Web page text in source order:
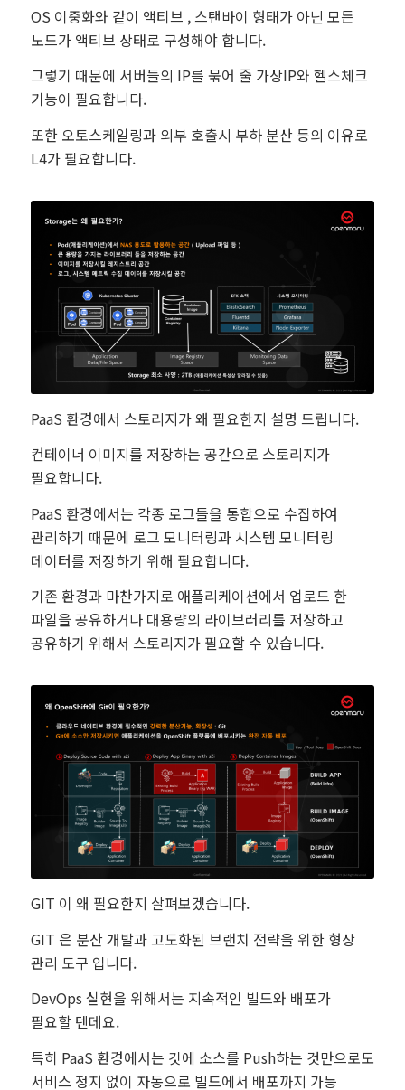
OS 이중화와 같이 액티브 , 스탠바이 형태가 아닌 모든
노드가 액티브 상태로 구성해야 합니다.
그렇기 때문에 서버들의 IP를 묶어 줄 가상IP와 헬스체크
기능이 필요합니다.
또한 오토스케일링과 외부 호출시 부하 분산 등의 이유로
L4가 필요합니다.
PaaS 환경에서 스토리지가 왜 필요한지 설명 드립니다.
컨테이너 이미지를 저장하는 공간으로 스토리지가
필요합니다.
PaaS 환경에서는 각종 로그들을 통합으로 수집하여
관리하기 때문에 로그 모니터링과 시스템 모니터링
데이터를 저장하기 위해 필요합니다.
기존 환경과 마찬가지로 애플리케이션에서 업로드 한
파일을 공유하거나 대용량의 라이브러리를 저장하고
공유하기 위해서 스토리지가 필요할 수 있습니다.
GIT 이 왜 필요한지 살펴보겠습니다.
GIT 은 분산 개발과 고도화된 브랜치 전략을 위한 형상
관리 도구 입니다.
DevOps 실현을 위해서는 지속적인 빌드와 배포가
필요할 텐데요.
특히 PaaS 환경에서는 깃에 소스를 Push하는 것만으로도
서비스 정지 없이 자동으로 빌드에서 배포까지 가능